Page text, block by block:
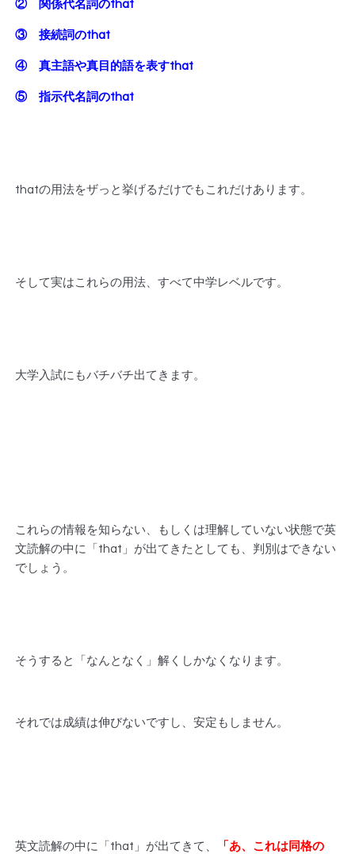
② 関係代名詞のthat
③ 接続詞のthat
④ 真主語や真目的語を表すthat
⑤ 指示代名詞のthat
thatの用法をザっと挙げるだけでもこれだけあります。
そして実はこれらの用法、すべて中学レベルです。
大学入試にもバチバチ出てきます。
これらの情報を知らない、もしくは理解していない状態で英
文読解の中に「that」が出てきたとしても、判別はできない
でしょう。
そうすると「なんとなく」解くしかなくなります。
それでは成績は伸びないですし、安定もしません。
英文読解の中に「that」が出てきて、 「あ、これは同格の